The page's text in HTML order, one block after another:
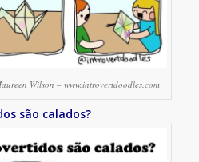
Wilson – www.introvertdoodles.com
são calados?